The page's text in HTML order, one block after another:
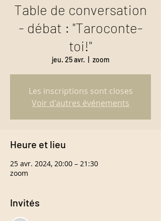
Table de conversation
- débat : "Taroconte-
toi!"
jeu. 25 avr. zoom
Les inscriptions sont closes
Voir d'autres événements
Heure et lieu
25 avr. 2024, 20:00 – 21:30
zoom
Invités